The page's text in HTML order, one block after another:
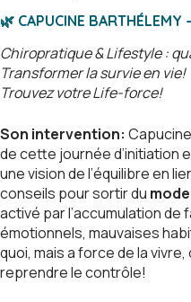
🌿 CAPUCINE BARTHÉLEMY
Chiropratique & Lifestyle :
Transformer la survie en vie!
Trouvez votre Life-force!
Son intervention:
de cette journée d’initiation
une vision de l’équilibre en
conseils pour sortir du
activé par l’accumulation
émotionnels, mauvaises
quoi, mais a force de la
reprendre le contrôle!